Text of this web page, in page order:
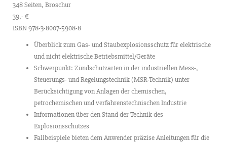
348 Seiten, Broschur
39,- €
ISBN 978-3-8007-5908-8
Überblick zum Gas- und Staubexplosionsschutz für elektrische
und nicht elektrische Betriebsmittel/Geräte
Schwerpunkt: Zündschutzarten in der industriellen Mess-,
Steuerungs- und Regelungstechnik (MSR-Technik) unter
Berücksichtigung von Anlagen der chemischen,
petrochemischen und verfahrenstechnischen Industrie
Informationen über den Stand der Technik des
Explosionsschutzes
Fallbeispiele bieten dem Anwender präzise Anleitungen für die